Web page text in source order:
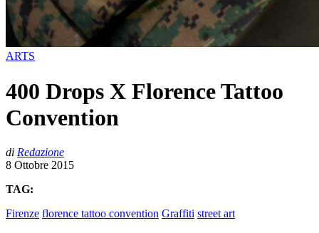
ARTS
400 Drops X Florence Tattoo
Convention
di Redazione
8 Ottobre 2015
TAG:
Firenze florence tattoo convention Graffiti street art